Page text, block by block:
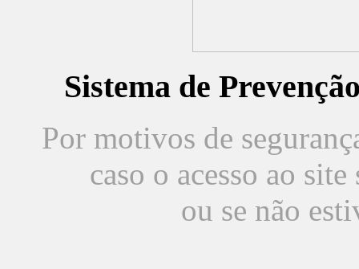
Sistema de
Por motivos de
caso o acesso ao
ou se não